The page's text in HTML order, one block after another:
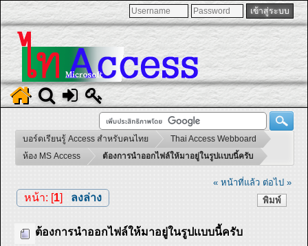
บอร์ดเรียนรู้ Access สำหรับคนไทย
Thai Access Webboard
ห้อง MS Access
ต้องการนำออกไฟล์ให้มาอยู่ในรูปเเบบนี้ครับ
« หน้าที่แล้ว ต่อไป »
พิมพ์
หน้า: [1] ลงล่าง
ต้องการนำออกไฟล์ให้มาอยู่ในรูปเเบบนี้ครับ